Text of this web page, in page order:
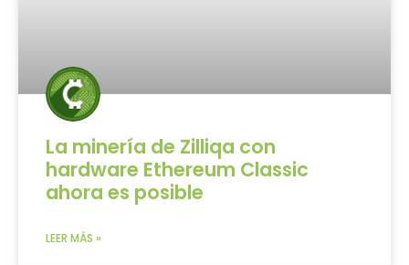
La minería de Zilliqa con
hardware Ethereum Classic
ahora es posible
LEER MÁS »